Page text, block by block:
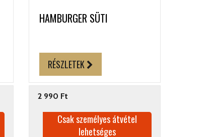
HAMBURGER SÜTI
RÉSZLETEK
2 990 Ft
Csak személyes átvétel
lehetséges